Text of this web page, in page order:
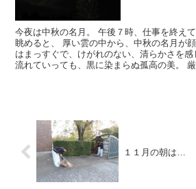
今夜は中秋の名月。 午後７時、仕事を終え
眺めると、 厚い雲の中から、中秋の名月が
はまっすぐで、けがれのない、清らかさを感
流れていっても、黒に染まらぬ孤高の美。
１１月の朝は…